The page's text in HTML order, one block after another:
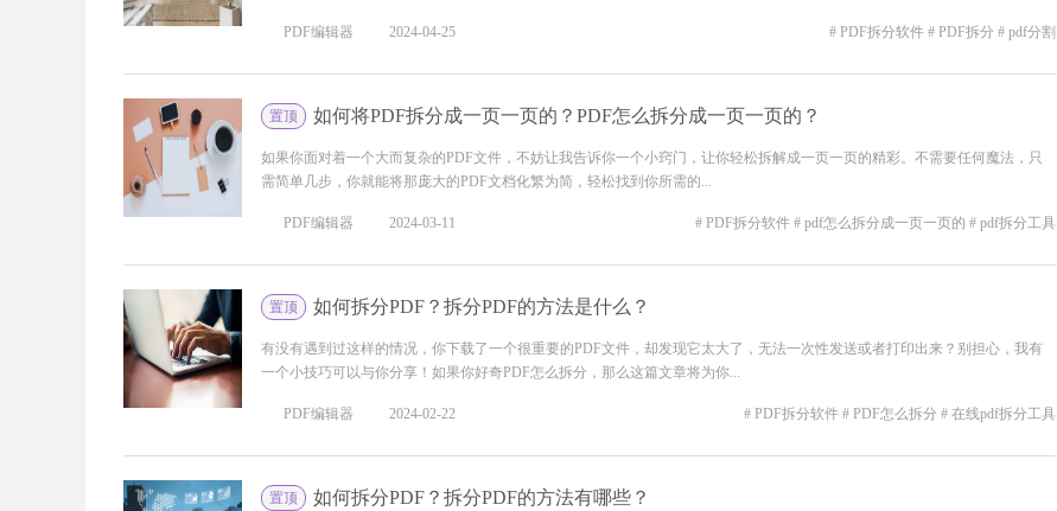
PDF编辑器 2024-04-25 # PDF拆分软件 # PDF拆分 # pdf分割
置顶 如何将PDF拆分成一页一页的？PDF怎么拆分成一页一页的？
如果你面对着一个大而复杂的PDF文件，不妨让我告诉你一个小窍门，让你轻松拆解成一页一页的精彩。不需要任何魔法，只
需简单几步，你就能将那庞大的PDF文档化繁为简，轻松找到你所需的...
PDF编辑器 2024-03-11 # PDF拆分软件 # pdf怎么拆分成一页一页的 # pdf拆分工具
置顶 如何拆分PDF？拆分PDF的方法是什么？
有没有遇到过这样的情况，你下载了一个很重要的PDF文件，却发现它太大了，无法一次性发送或者打印出来？别担心，我有
一个小技巧可以与你分享！如果你好奇PDF怎么拆分，那么这篇文章将为你...
PDF编辑器 2024-02-22 # PDF拆分软件 # PDF怎么拆分 # 在线pdf拆分工具
置顶 如何拆分PDF？拆分PDF的方法有哪些？